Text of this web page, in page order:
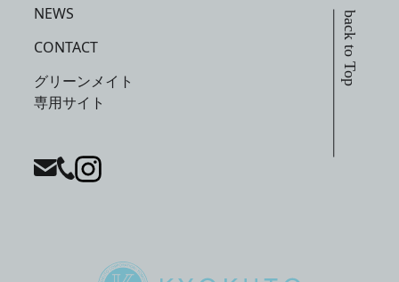
NEWS
CONTACT
グリーンメイト
専用サイト
back to Top